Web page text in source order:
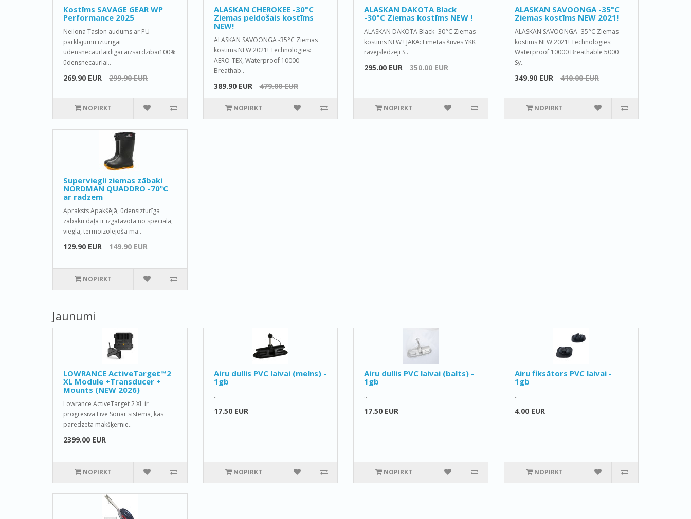
Kostīms SAVAGE GEAR WP
Performance 2025
Neilona Taslon audums ar PU
pārklājumu izturīgai
ūdensnecaurlaidīgai aizsardzībai100%
ūdensnecaurlai..
269.90 EUR 299.90 EUR
NOPIRKT
ALASKAN CHEROKEE -30°C
Ziemas peldošais kostīms
NEW!
ALASKAN SAVOONGA -35°C Ziemas
kostīms NEW 2021! Technologies:
AERO-TEX, Waterproof 10000
Breathab..
389.90 EUR 479.00 EUR
NOPIRKT
ALASKAN DAKOTA Black
-30°C Ziemas kostīms NEW !
ALASKAN DAKOTA Black -30°C Ziemas
kostīms NEW ! JAKA: Līmētās šuves YKK
rāvējslēdzēji S..
295.00 EUR 350.00 EUR
NOPIRKT
ALASKAN SAVOONGA -35°C
Ziemas kostīms NEW 2021!
ALASKAN SAVOONGA -35°C Ziemas
kostīms NEW 2021! Technologies:
Waterproof 10000 Breathable 5000
Sy..
349.90 EUR 410.00 EUR
NOPIRKT
Superviegli ziemas zābaki
NORDMAN QUADDRO -70ºС
ar radzem
Apraksts Apakšējā, ūdensizturīga
zābaku daļa ir izgatavota no speciāla,
viegla, termoizolējoša ma..
129.90 EUR 149.90 EUR
NOPIRKT
Jaunumi
LOWRANCE ActiveTarget™2
XL Module +Transducer +
Mounts (NEW 2026)
Lowrance ActiveTarget 2 XL ir
progresīva Live Sonar sistēma, kas
paredzēta makšķernie..
2399.00 EUR
NOPIRKT
Airu dullis PVC laivai (melns) -
1gb
..
17.50 EUR
NOPIRKT
Airu dullis PVC laivai (balts) -
1gb
..
17.50 EUR
NOPIRKT
Airu fiksātors PVC laivai -
1gb
..
4.00 EUR
NOPIRKT